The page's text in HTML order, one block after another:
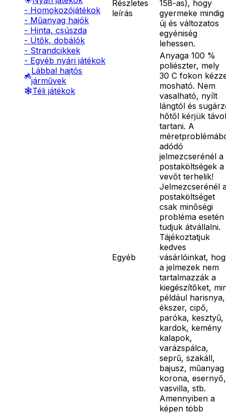
- Homokozójátékok
- Műanyag hajók
- Hinta, csúszda
- Ütők, dobálók
- Strandcikkek
- Egyéb nyári játékok
Lábbal hajtós
járművek
Téli játékok
Részletes
leírás
158-as), hogy
gyermeke mindig
új és változatos
egyéniség
lehessen.
Egyéb
Anyaga 100 %
poliészter, mely
30 C fokon
mosható. Nem
vasalható, nyílt
lángtól és
hőtől kérjük távol
tartani. A
adódó
jelmezcserénél a
postaköltségek a
vevőt terhelik!
Jelmezcserénél
postaköltséget
csak minőségi
probléma esetén
tudjuk átvállalni.
Tájékoztatjuk
kedves
vásárlóinkat,
a jelmezek nem
tartalmazzák a
kiegészítőket,
például harisnya,
ékszer, cipő,
paróka, kesztyű,
kardok, kemény
kalapok,
varázspálca,
seprű, szakáll,
bajusz, műanyag
korona, esernyő,
vasvilla, stb.
Amennyiben a
képen több